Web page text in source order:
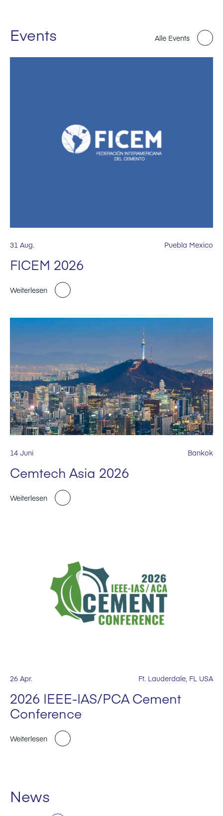
Events Alle Events
31 Aug. Puebla Mexico
FICEM 2026
Weiterlesen
14 Juni Bankok
Cemtech Asia 2026
Weiterlesen
26 Apr. Ft. Lauderdale, FL USA
2026 IEEE-IAS/PCA Cement
Conference
Weiterlesen
News